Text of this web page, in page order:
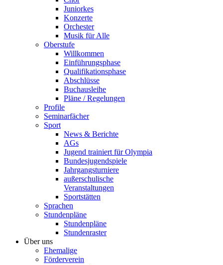
Juniorkes
Konzerte
Orchester
Musik für Alle
Oberstufe
Willkommen
Einführungsphase
Qualifikationsphase
Abschlüsse
Buchausleihe
Pläne / Regelungen
Profile
Seminarfächer
Sport
News & Berichte
AGs
Jugend trainiert für Olympia
Bundesjugendspiele
Jahrgangsturniere
außerschulische
Veranstaltungen
Sportstätten
Sprachen
Stundenpläne
Stundenpläne
Stundenraster
Über uns
Ehemalige
Förderverein